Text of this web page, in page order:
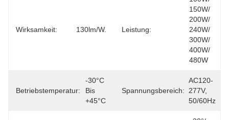
Wirksamkeit: 130lm/W. Leistung:
150W/
200W/
240W/
300W/
400W/
480W
Betriebstemperatur:
-30°C
Bis
+45°C
Spannungsbereich:
AC120-
277V,
50/60Hz